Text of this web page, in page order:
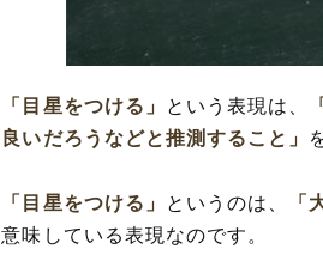
「目星をつける」 という表現は、
良いだろうなどと推測すること」
「目星をつける」 というのは、 「
意味している表現なのです。